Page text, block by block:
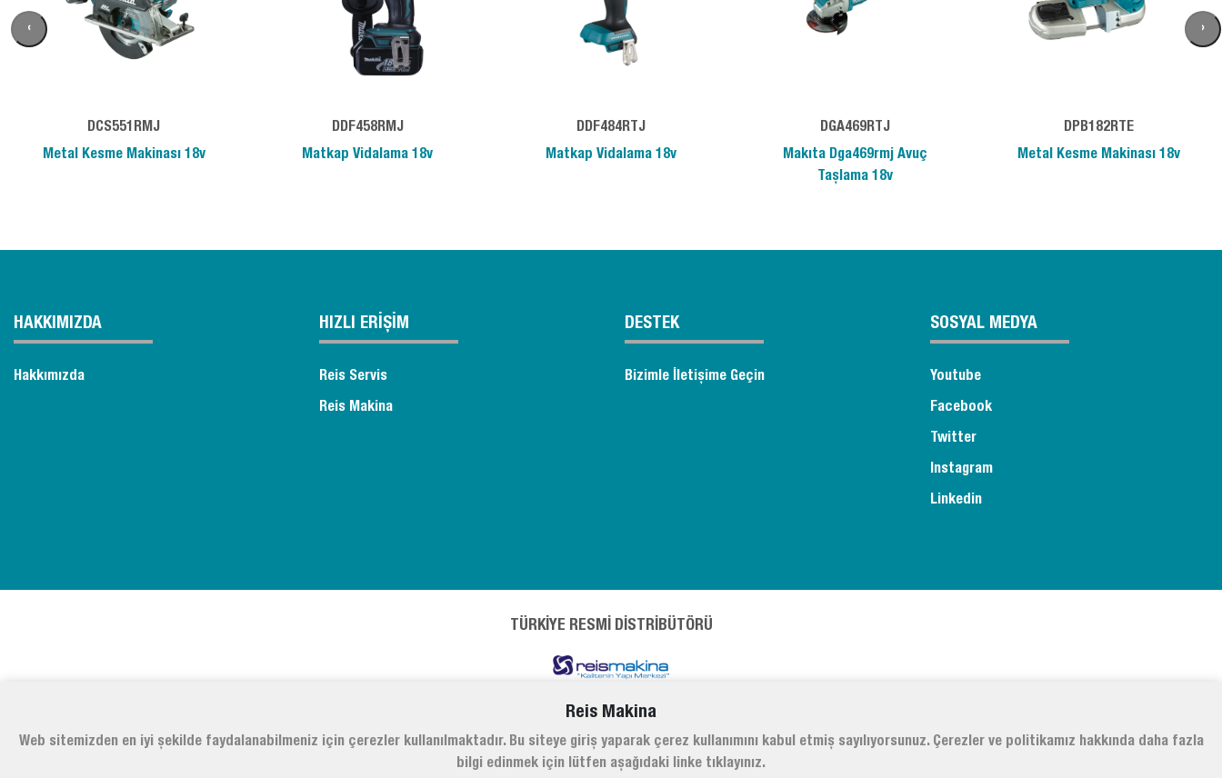
DCS551RMJ
Metal Kesme Makinası 18v
DDF458RMJ
Matkap Vidalama 18v
DDF484RTJ
Matkap Vidalama 18v
DGA469RTJ
Makıta Dga469rmj Avuç
Taşlama 18v
DPB182RTE
Metal Kesme Makinası 18v
‹ ›
HAKKIMIZDA
Hakkımızda
HIZLI ERİŞİM
Reis Servis
Reis Makina
DESTEK
Bizimle İletişime Geçin
SOSYAL MEDYA
Youtube
Facebook
Twitter
Instagram
Linkedin
TÜRKİYE RESMİ DİSTRİBÜTÖRÜ
Reis Makina
Web sitemizden en iyi şekilde faydalanabilmeniz için çerezler kullanılmaktadır. Bu siteye giriş yaparak çerez kullanımını kabul etmiş sayılıyorsunuz. Çerezler ve politikamız hakkında daha fazla
bilgi edinmek için lütfen aşağıdaki linke tıklayınız.